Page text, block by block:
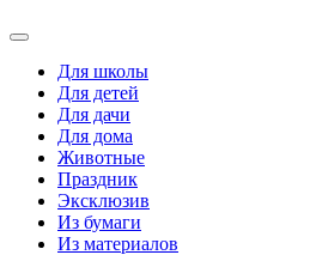
Для школы
Для детей
Для дачи
Для дома
Животные
Праздник
Эксклюзив
Из бумаги
Из материалов